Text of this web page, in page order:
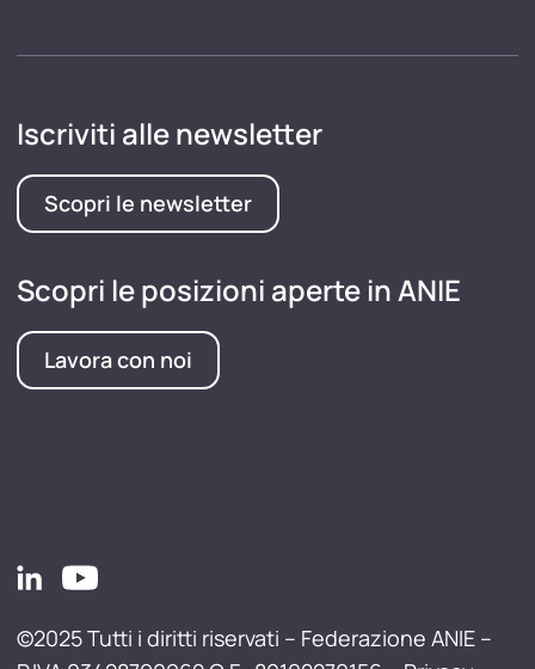
Iscriviti alle newsletter
Scopri le newsletter
Scopri le posizioni aperte in ANIE
Lavora con noi
©2025 Tutti i diritti riservati – Federazione ANIE –